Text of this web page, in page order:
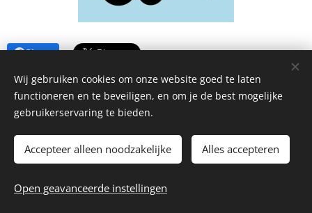
Share
© 2026 La Piccola Cantina
Website bydry.media
Wij gebruiken cookies om onze website goed te laten
functioneren en te beveiligen, en om je de best mogelijke
gebruikerservaring te bieden.
Accepteer alleen noodzakelijke Alles accepteren
Open geavanceerde instellingen